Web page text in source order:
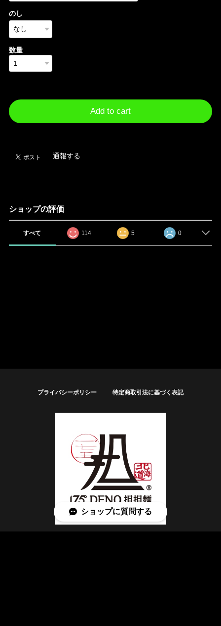
のし
数量
Add to cart
通報する
ショップの評価
すべて 114 5 0
プライバシーポリシー 特定商取引法に基づく表記
ショップに質問する